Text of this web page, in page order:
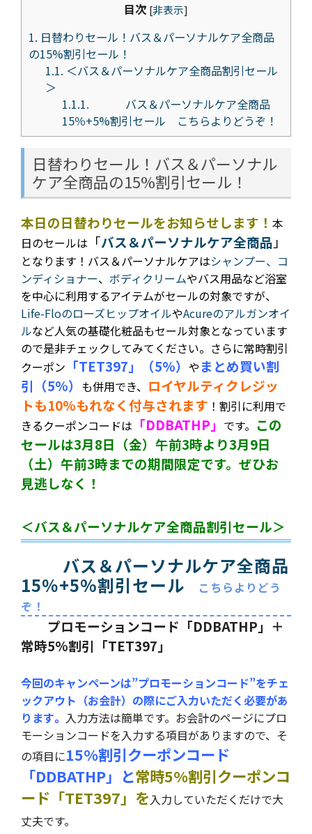
目次 [非表示]
1. 日替わりセール！バス＆パーソナルケア全商品
の15%割引セール！
1.1. ＜バス＆パーソナルケア全商品割引セール
＞
1.1.1. バス＆パーソナルケア全商品
15％+5%割引セール こちらよりどうぞ！
日替わりセール！バス＆パーソナル
ケア全商品の15%割引セール！
本日の日替わりセールをお知らせします！ 本
日のセールは 「バス＆パーソナルケア全商品 」
となります！バス＆パーソナルケアはシャンプー、コ
ンディショナー、 ボディクリームやバス用品など浴室
を中心に利用するアイテムがセールの対象ですが、
Life-FloのローズヒップオイルやAcureのアルガンオイ
ルなど人気の基礎化粧品もセール対象となっています
ので是非チェックしてみてください。さらに常時割引
クーポン 「TET397」（5%） やまとめ買い割
引（5%） も併用でき、 ロイヤルティクレジッ
トも10%もれなく付与されます ！割引に利用で
きるクーポンコードは 「DDBATHP」 です。 この
セールは3月8日（金）午前3時より3月9日
（土）午前3時までの期間限定です。ぜひお
見逃しなく！
＜バス＆パーソナルケア全商品割引セール＞
バス＆パーソナルケア全商品
15％+5%割引セール
こちらよりどう
ぞ！
プロモーションコード「DDBATHP」＋
常時5%割引「TET397」
今回のキャンペーンは”プロモーションコード”をチェ
ックアウト（お会計）の際にご入力いただく必要があ
ります。 入力方法は簡単です。お会計のページにプロ
モーションコードを入力する項目がありますので、そ
の項目に15%割引クーポンコード
「DDBATHP」と常時5%割引クーポンコ
ード「TET397」を 入力していただくだけで大
丈夫です。